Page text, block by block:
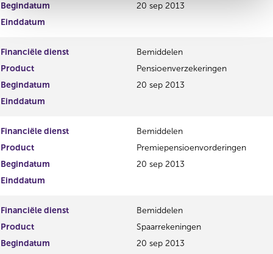
Begindatum
20 sep 2013
Einddatum
Financiële dienst
Bemiddelen
Product
Pensioenverzekeringen
Begindatum
20 sep 2013
Einddatum
Financiële dienst
Bemiddelen
Product
Premiepensioenvorderingen
Begindatum
20 sep 2013
Einddatum
Financiële dienst
Bemiddelen
Product
Spaarrekeningen
Begindatum
20 sep 2013